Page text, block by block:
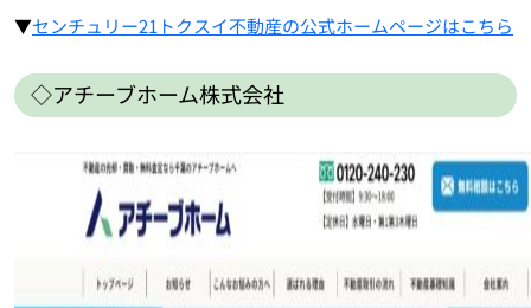
▼センチュリー21トクスイ不動産の公式ホームページはこちら
◇アチーブホーム株式会社